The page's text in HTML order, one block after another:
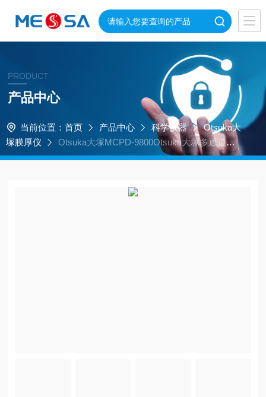
PRODUCT
产品中心
当前位置： 首页 产品中心 科学仪器
Otsuka大
塚膜厚仪
Otsuka大塚MCPD-9800Otsuka大塚多通道光
谱仪 竖立式设计